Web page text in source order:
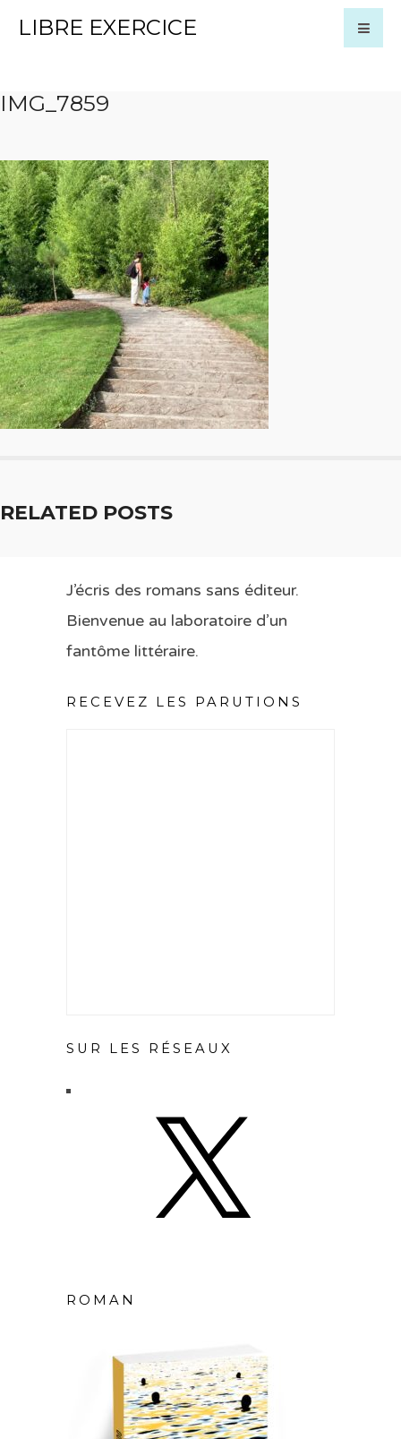
LIBRE EXERCICE
IMG_7859
RELATED POSTS
J’écris des romans sans éditeur.
Bienvenue au laboratoire d’un
fantôme littéraire.
RECEVEZ LES PARUTIONS
SUR LES RÉSEAUX
ROMAN